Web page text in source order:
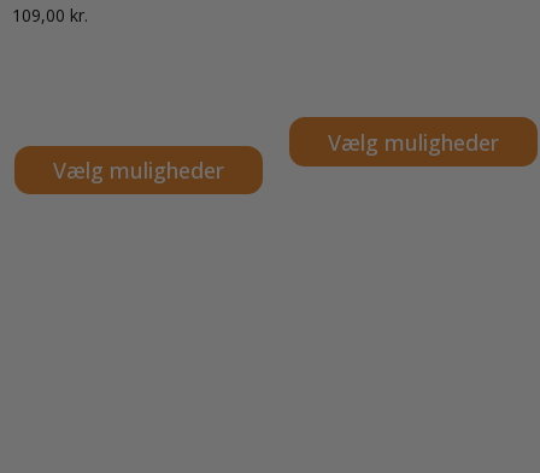
109,00 kr.
Vælg muligheder
Vælg muligheder